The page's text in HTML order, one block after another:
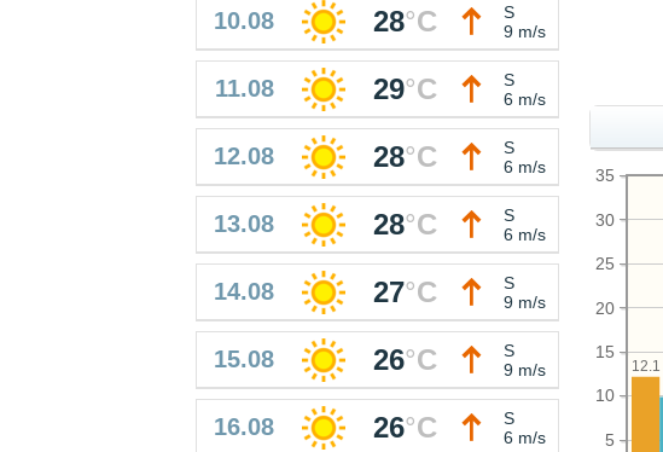
5
10
15
20
25
30
35
12.1
10.08 28°C
S
9 m/s
11.08 29°C
S
6 m/s
12.08 28°C
S
6 m/s
13.08 28°C
S
6 m/s
14.08 27°C
S
9 m/s
15.08 26°C
S
9 m/s
16.08 26°C
S
6 m/s